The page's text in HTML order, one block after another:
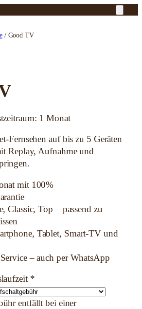
/ Good TV
1 Monat
Fernsehen auf bis zu 5 Geräten
Replay, Aufnahme und
mit 100%
Classic, Top – passend zu
Tablet, Smart-TV und
– auch per WhatsApp
*
entfällt bei einer